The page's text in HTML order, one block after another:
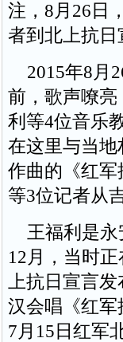
注，8月26日
者到北上抗日
2015年8月
前，歌声嘹
利等4位音乐
在这里与当
作曲的《红
等3位记者从
王福利是永
12月，当时
上抗日宣言
汉会唱《红军
7月15日红军